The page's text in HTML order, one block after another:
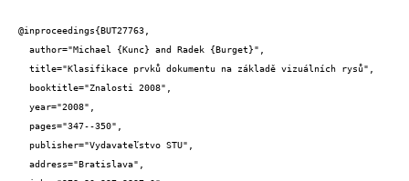
@inproceedings{BUT27763,